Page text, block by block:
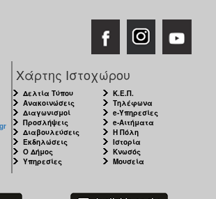
Χάρτης Ιστοχώρου
Δελτία Τύπου
Ανακοινώσεις
Διαγωνισμοί
Προσλήψεις
Διαβουλεύσεις
Εκδηλώσεις
Ο Δήμος
Υπηρεσίες
Κ.Ε.Π.
Τηλέφωνα
e-Υπηρεσίες
e-Αιτήματα
Η Πόλη
Ιστορία
Κνωσός
Μουσεία